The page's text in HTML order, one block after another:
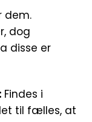
dem.
dog
disse er
Findes i
til fælles, at